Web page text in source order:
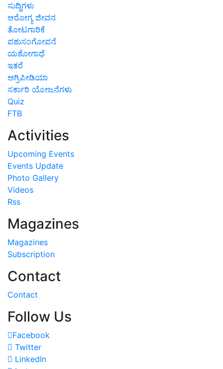
ಸುದ್ದಿಗಳು
ಆರೋಗ್ಯ ಜೀವನ
ತೋಟಗಾರಿಕೆ
ಪಶುಸಂಗೋಪನೆ
ಯಶೋಗಾಥೆ
ಇತರೆ
ಅಗ್ರಿಪೀಡಿಯಾ
ಸರ್ಕಾರಿ ಯೋಜನೆಗಳು
Quiz
FTB
Activities
Upcoming Events
Events Update
Photo Gallery
Videos
Rss
Magazines
Magazines
Subscription
Contact
Contact
Follow Us
Facebook
Twitter
LinkedIn